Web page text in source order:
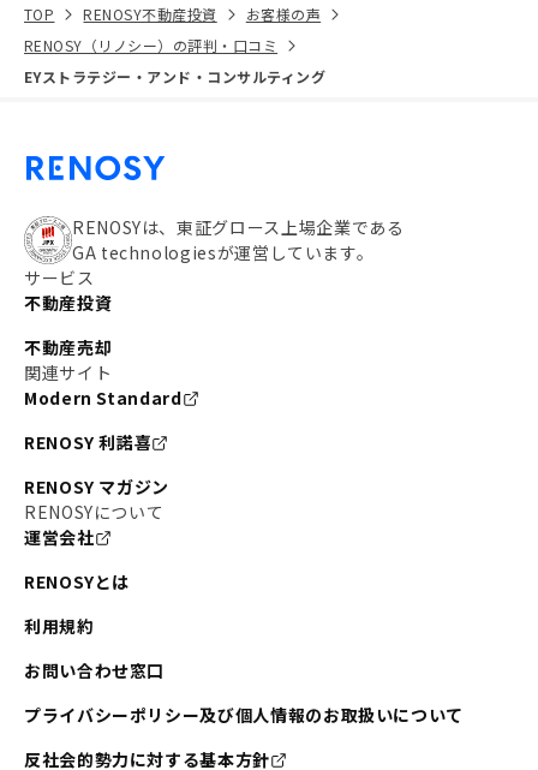
TOP RENOSY不動産投資
お客様の声
RENOSY（リノシー）の評判・口コミ
EYストラテジー・アンド・コンサルティング
RENOSYは、東証グロース上場企業である
GA technologiesが運営しています。
サービス
不動産投資
不動産売却
関連サイト
Modern Standard
RENOSY 利諾喜
RENOSY マガジン
RENOSYについて
運営会社
RENOSYとは
利用規約
お問い合わせ窓口
プライバシーポリシー及び個人情報のお取扱いについて
反社会的勢力に対する基本方針